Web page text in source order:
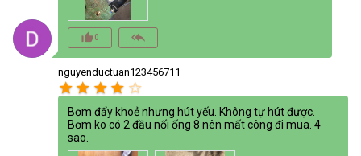
thumb_up_alt0 reply_all
nguyenductuan123456711
star star star star star_border
Bơm đẩy khoẻ nhưng hút yếu. Không tự hút được.
Bơm ko có 2 đầu nối ống 8 nên mất công đi mua. 4
sao.